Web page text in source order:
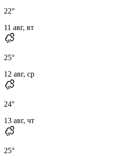
22°
11 авг, вт
25°
12 авг, ср
24°
13 авг, чт
25°